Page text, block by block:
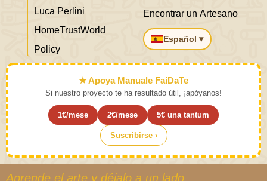
Luca Perlini
HomeTrustWorld
Policy
Encontrar un Artesano
Español ▾
★ Apoya Manuale FaiDaTe
Si nuestro proyecto te ha resultado útil, ¡apóyanos!
1€/mese 2€/mese 5€ una tantum
Suscribirse ›
Aprende el arte y déjalo a un lado.